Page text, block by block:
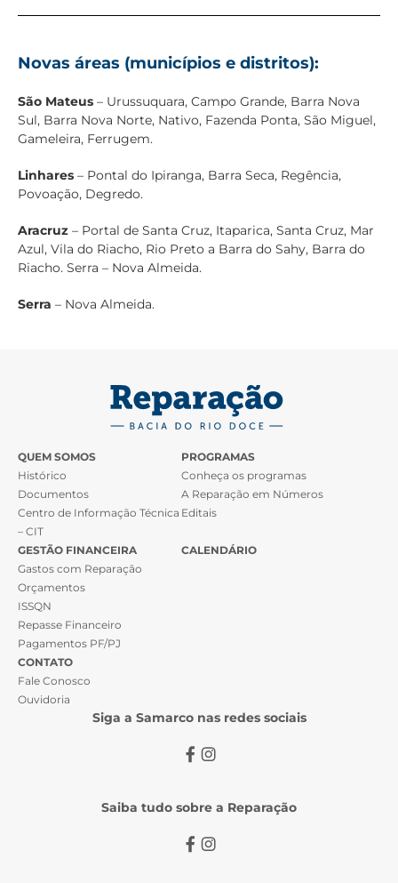
Novas áreas (municípios e distritos):
São Mateus – Urussuquara, Campo Grande, Barra Nova
Sul, Barra Nova Norte, Nativo, Fazenda Ponta, São Miguel,
Gameleira, Ferrugem.
Linhares – Pontal do Ipiranga, Barra Seca, Regência,
Povoação, Degredo.
Aracruz – Portal de Santa Cruz, Itaparica, Santa Cruz, Mar
Azul, Vila do Riacho, Rio Preto a Barra do Sahy, Barra do
Riacho. Serra – Nova Almeida.
Serra – Nova Almeida.
QUEM SOMOS
Histórico
Documentos
Centro de Informação Técnica
– CIT
PROGRAMAS
Conheça os programas
A Reparação em Números
Editais
GESTÃO FINANCEIRA
Gastos com Reparação
Orçamentos
ISSQN
Repasse Financeiro
Pagamentos PF/PJ
CALENDÁRIO
CONTATO
Fale Conosco
Ouvidoria
Siga a Samarco nas redes sociais
Saiba tudo sobre a Reparação